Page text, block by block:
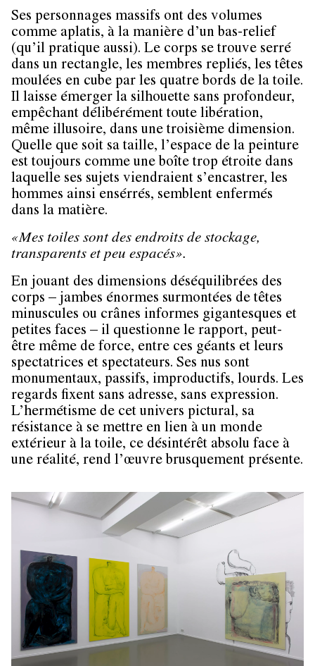
Ses personnages massifs ont des volumes
comme aplatis, à la manière d’un bas-relief
(qu’il pratique aussi). Le corps se trouve serré
dans un rectangle, les membres repliés, les têtes
moulées en cube par les quatre bords de la toile.
Il laisse émerger la silhouette sans profondeur,
empêchant délibérément toute libération,
même illusoire, dans une troisième dimension.
Quelle que soit sa taille, l’espace de la peinture
est toujours comme une boîte trop étroite dans
laquelle ses sujets viendraient s’encastrer, les
hommes ainsi ensérrés, semblent enfermés
dans la matière.
«Mes toiles sont des endroits de stockage,
transparents et peu espacés».
En jouant des dimensions déséquilibrées des
corps – jambes énormes surmontées de têtes
minuscules ou crânes informes gigantesques et
petites faces – il questionne le rapport, peut-
être même de force, entre ces géants et leurs
spectatrices et spectateurs. Ses nus sont
monumentaux, passifs, improductifs, lourds. Les
regards fixent sans adresse, sans expression.
L’hermétisme de cet univers pictural, sa
résistance à se mettre en lien à un monde
extérieur à la toile, ce désintérêt absolu face à
une réalité, rend l’œuvre brusquement présente.